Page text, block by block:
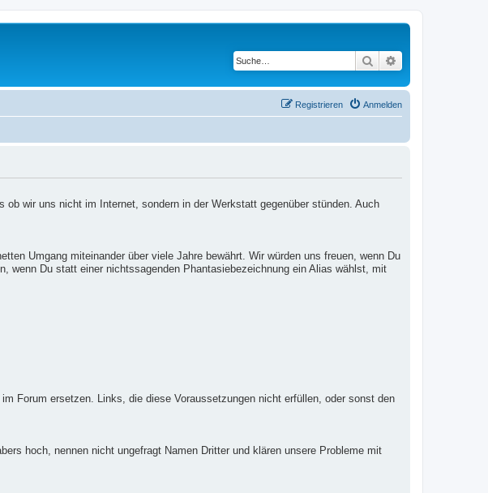
Suche
Anmelden
Registrieren
wir uns nicht im Internet, sondern in der Werkstatt gegenüber stünden. Auch
Umgang miteinander über viele Jahre bewährt. Wir würden uns freuen, wenn Du
wenn Du statt einer nichtssagenden Phantasiebezeichnung ein Alias wählst, mit
Forum ersetzen. Links, die diese Voraussetzungen nicht erfüllen, oder sonst den
hoch, nennen nicht ungefragt Namen Dritter und klären unsere Probleme mit